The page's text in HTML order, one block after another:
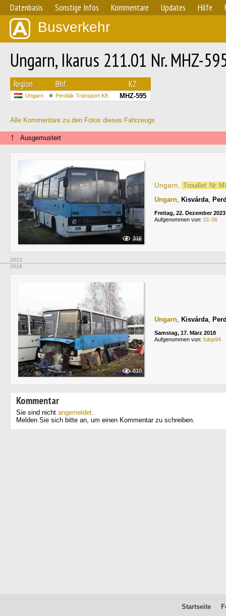
Datenbasis Sonstige Infos Kommentare Updates Hilfe
Busverkehr
Ungarn, Ikarus 211.01 Nr. MHZ-
Region Bhf. KZ
Ungarn Perdiák Transport Kft. MHZ-595
Alle Kommentare zu den Fotos dieses Fahrzeugs
↑ Ausgemustert
316
Ungarn, Trouillet Nr.
Ungarn, Kisvárda,
Freitag, 22. Dezember 2023
Aufgenommen von: 01-06
2023
2018
810
Ungarn, Kisvárda,
Samstag, 17. März 2018
Aufgenommen von: fulop94
Kommentar
Sie sind nicht angemeldet.
Melden Sie sich bitte an, um einen Kommentar zu schreiben.
Startseite